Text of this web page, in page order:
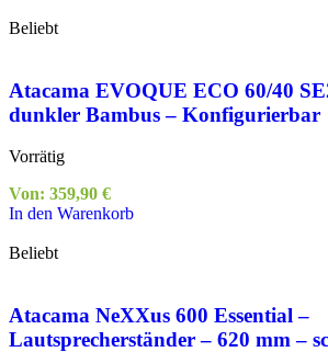
Beliebt
Atacama EVOQUE ECO 60/40
dunkler Bambus – Konfigurierbar
Vorrätig
Von: 359,90 €
In den Warenkorb
Beliebt
Atacama NeXXus 600 Essential –
Lautsprecherständer – 620 mm –